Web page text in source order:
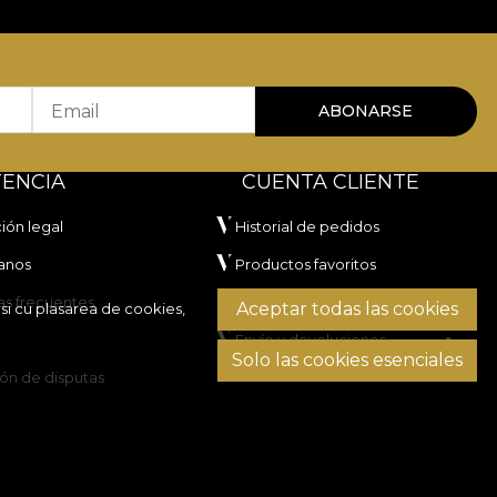
cu plasarea de cookies,
Aceptar todas las cookies
Solo las cookies esenciales
Email ABONARSE
legal
frecuentes
de disputas
CUENTA CLIENTE
Historial de pedidos
Productos favoritos
Métodos de pago
Envío y devoluciones